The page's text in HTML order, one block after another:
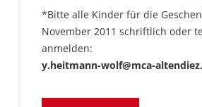
*Bitte alle Kinder für die
November 2011 schriftlich oder
anmelden:
y.heitmann-wolf@mca-